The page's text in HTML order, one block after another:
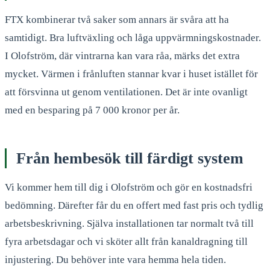
FTX kombinerar två saker som annars är svåra att ha
samtidigt. Bra luftväxling och låga uppvärmningskostnader.
I Olofström, där vintrarna kan vara råa, märks det extra
mycket. Värmen i frånluften stannar kvar i huset istället för
att försvinna ut genom ventilationen. Det är inte ovanligt
med en besparing på 7 000 kronor per år.
Från hembesök till färdigt system
Vi kommer hem till dig i Olofström och gör en kostnadsfri
bedömning. Därefter får du en offert med fast pris och tydlig
arbetsbeskrivning. Själva installationen tar normalt två till
fyra arbetsdagar och vi sköter allt från kanaldragning till
injustering. Du behöver inte vara hemma hela tiden.